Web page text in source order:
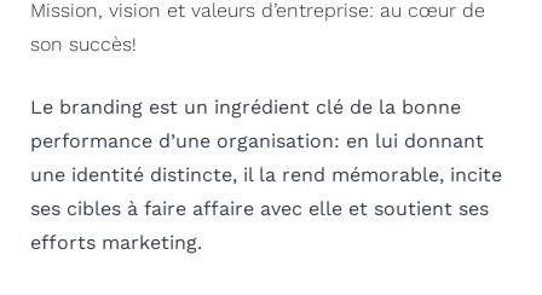
Mission, vision et valeurs d’entreprise: au cœur de
son succès!
Le branding est un ingrédient clé de la bonne
performance d’une organisation: en lui donnant
une identité distincte, il la rend mémorable, incite
ses cibles à faire affaire avec elle et soutient ses
efforts marketing.